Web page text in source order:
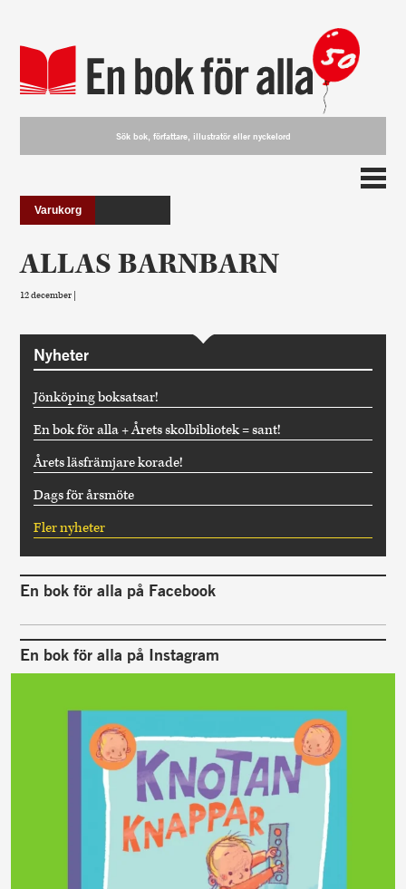
Varukorg
ALLAS BARNBARN
12 december |
Nyheter
Jönköping boksatsar!
En bok för alla + Årets skolbibliotek = sant!
Årets läsfrämjare korade!
Dags för årsmöte
Fler nyheter
En bok för alla på Facebook
En bok för alla på Instagram